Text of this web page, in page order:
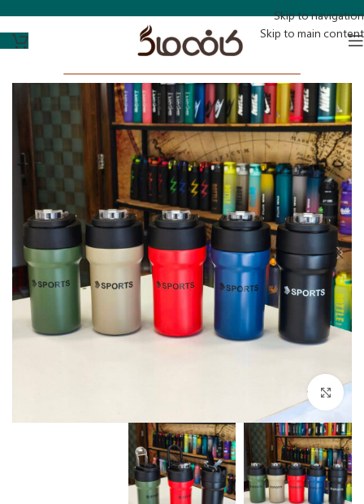
Skip to navigation
Skip to main content
Click to enlarge